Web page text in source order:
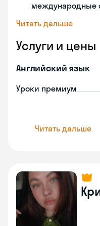
международные
Читать дальше
Услуги и цены
Английский язык
Уроки премиум
Читать дальше